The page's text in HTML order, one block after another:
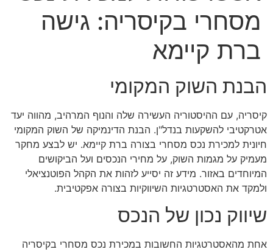
מסחרי בקיסריה: גישה
ברת קיימא
הבנת השוק המקומי
קיסריה, עם ההיסטוריה העשירה שלה והנוף המרהיב, מהווה יעד
אטרקטיבי להשקעות בנדל"ן. הבנת הדינמיקה של השוק המקומי
חיונית למכירת נכס מסחרי בצורה ברת קיימא. יש לבצע מחקר
מעמיק על מגמות השוק, על מחירי הנכסים ועל הביקושים
המיוחדים באזור. מידע זה יסייע לזהות את הקהל הפוטנציאלי
ולמקד את האסטרטגיות השיווקיות בצורה אפקטיבית.
שיווק נכון של הנכס
אחת מהאסטרטגיות החשובות במכירת נכס מסחרי בקיסריה